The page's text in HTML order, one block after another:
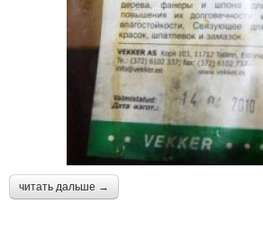
читать дальше →